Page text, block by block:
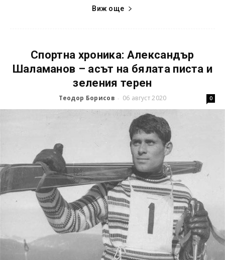
Виж още
Спортна хроника: Александър
Шаламанов – асът на бялата писта и
зеления терен
Теодор Борисов - 06 август 2020 0